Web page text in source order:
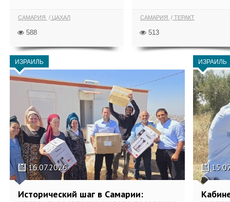
САМАРИЯ ЦАХАЛ
588
САМАРИЯ ТЕРАКТ
513
ИЗРАИЛЬ
16.07.2026
Исторический шаг в Самарии:
ИЗРАИЛЬ